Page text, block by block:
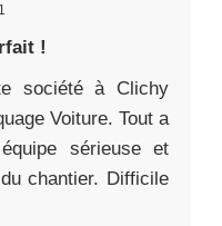
!
société à Clichy
Voiture. Tout a
sérieuse et
chantier. Difficile